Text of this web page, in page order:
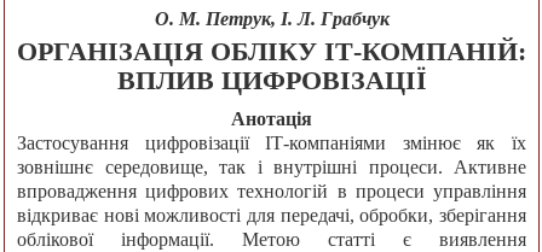
О. М. Петрук, І. Л. Грабчук
ОРГАНІЗАЦІЯ ОБЛІКУ ІТ-КОМПАНІЙ:
ВПЛИВ ЦИФРОВІЗАЦІЇ
Анотація
Застосування цифровізації ІТ-компаніями змінює як їх
зовнішнє середовище, так і внутрішні процеси. Активне
впровадження цифрових технологій в процеси управління
відкриває нові можливості для передачі, обробки, зберігання
облікової інформації. Метою статті є виявлення